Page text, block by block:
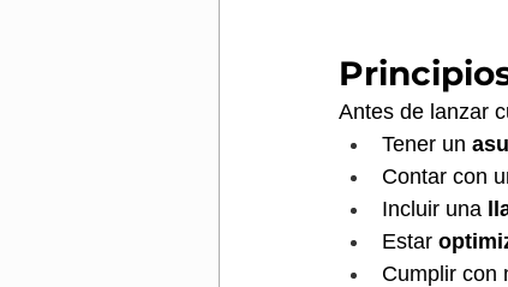
Antes de lanzar
Tener un
Contar con
Incluir una
Estar
Cumplir con